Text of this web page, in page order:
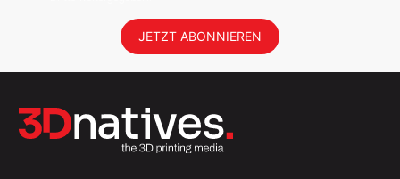
JETZT ABONNIEREN